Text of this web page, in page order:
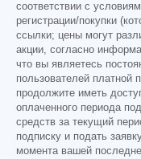
соответствии с
регистрации/покупки
ссылки; цены могут
акции, согласно
что вы являетесь
пользователей платной
продолжите иметь
оплаченного периода
средств за текущий
подписку и подать
момента вашей